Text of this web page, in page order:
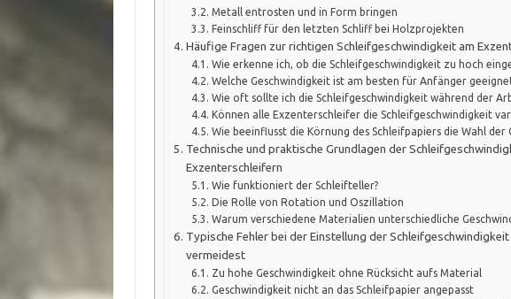
Metall entrosten und in Form bringen
Feinschliff für den letzten Schliff bei Holzprojekten
Häufige Fragen zur richtigen Schleifgeschwindigkeit am
Wie erkenne ich, ob die Schleifgeschwindigkeit zu hoch
Welche Geschwindigkeit ist am besten für Anfänger
Wie oft sollte ich die Schleifgeschwindigkeit während der
Können alle Exzenterschleifer die Schleifgeschwindigkeit
Wie beeinflusst die Körnung des Schleifpapiers die Wahl der
Technische und praktische Grundlagen der
Exzenterschleifern
Wie funktioniert der Schleifteller?
Die Rolle von Rotation und Oszillation
Warum verschiedene Materialien unterschiedliche
Typische Fehler bei der Einstellung der Schleifgeschwindigkeit
vermeidest
Zu hohe Geschwindigkeit ohne Rücksicht aufs Material
Geschwindigkeit nicht an das Schleifpapier angepasst